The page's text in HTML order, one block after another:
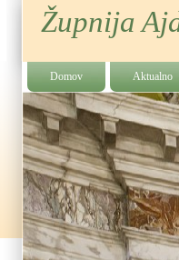
Župnija
Domov Aktualno